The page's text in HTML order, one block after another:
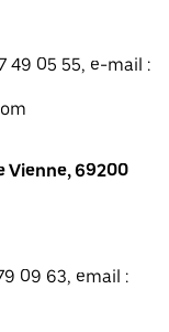
49 05 55, e-mail :
Vienne, 69200
09 63, email :